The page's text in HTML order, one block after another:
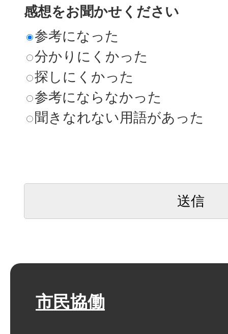
感想をお聞かせください
参考になった
分かりにくかった
探しにくかった
参考にならなかった
聞きなれない用語があった
市民協働